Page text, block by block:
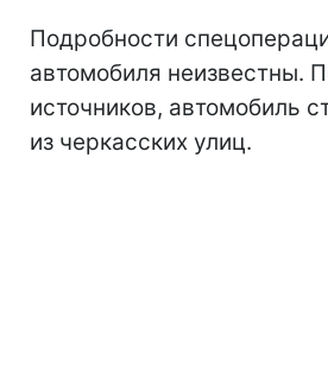
Подробности
автомобиля неизвестны.
источников, автомобиль
из черкасских улиц.